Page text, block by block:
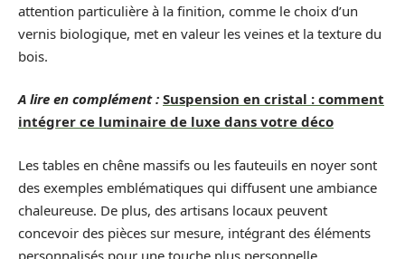
attention particulière à la finition, comme le choix d’un
vernis biologique, met en valeur les veines et la texture du
bois.
A lire en complément : Suspension en cristal : comment
intégrer ce luminaire de luxe dans votre déco
Les tables en chêne massifs ou les fauteuils en noyer sont
des exemples emblématiques qui diffusent une ambiance
chaleureuse. De plus, des artisans locaux peuvent
concevoir des pièces sur mesure, intégrant des éléments
personnalisés pour une touche plus personnelle.